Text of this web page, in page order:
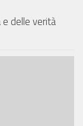
delle verità